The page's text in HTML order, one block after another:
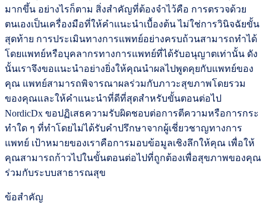
มากขึ้น อย่างไรก็ตาม สิ่งสำคัญที่ต้องจำไว้คือ การตรวจด้วย
ตนเองเป็นเครื่องมือที่ให้คำแนะนำเบื้องต้น ไม่ใช่การวินิจฉัยขั้น
สุดท้าย การประเมินทางการแพทย์อย่างครบถ้วนสามารถทำได้
โดยแพทย์หรือบุคลากรทางการแพทย์ที่ได้รับอนุญาตเท่านั้น ดัง
นั้นเราจึงขอแนะนำอย่างยิ่งให้คุณนำผลไปพูดคุยกับแพทย์ของ
คุณ แพทย์สามารถพิจารณาผลร่วมกับภาวะสุขภาพโดยรวม
ของคุณและให้คำแนะนำที่ดีที่สุดสำหรับขั้นตอนต่อไป
NordicDx ขอปฏิเสธความรับผิดชอบต่อการตีความหรือการกระ
ทำใด ๆ ที่ทำโดยไม่ได้รับคำปรึกษาจากผู้เชี่ยวชาญทางการ
แพทย์ เป้าหมายของเราคือการมอบข้อมูลเชิงลึกให้คุณ เพื่อให้
คุณสามารถก้าวไปในขั้นตอนต่อไปที่ถูกต้องเพื่อสุขภาพของคุณ
ร่วมกับระบบสาธารณสุข
ข้อสำคัญ